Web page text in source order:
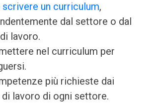
scrivere un curriculum,
dal settore o dal
lavoro.
nel curriculum per
più richieste dai
lavoro di ogni settore.